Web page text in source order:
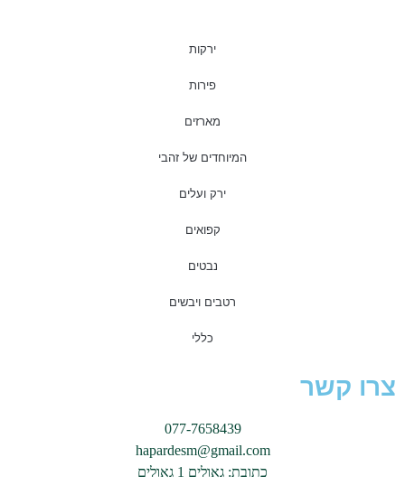
ירקות
פירות
מארזים
המיוחדים של זהבי
ירק ועלים
קפואים
נבטים
רטבים ויבשים
כללי
צרו קשר
077-7658439
hapardesm@gmail.com
כתובת: גאולים 1 גאולים